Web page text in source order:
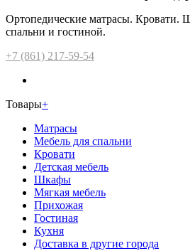
Ортопедические матрасы. Кровати.
спальни и гостиной.
+7 (861) 217-59-54
Товары+
Матрасы
Мебель для спальни
Кровати
Детская мебель
Шкафы
Мягкая мебель
Прихожая
Гостиная
Кухня
Доставка в другие города